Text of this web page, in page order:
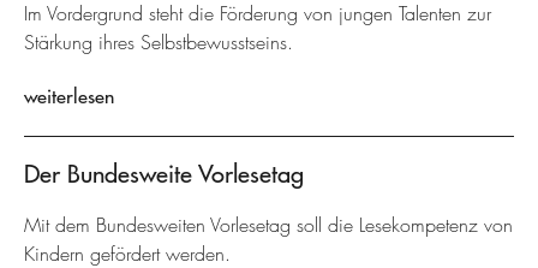
Im Vordergrund steht die Förderung von jungen Talenten zur
Stärkung ihres Selbstbewusstseins.
weiterlesen
Der Bundesweite Vorlesetag
Mit dem Bundesweiten Vorlesetag soll die Lesekompetenz von
Kindern gefördert werden.